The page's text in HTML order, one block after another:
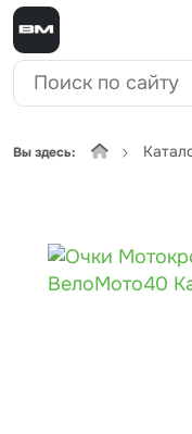
Вы здесь: